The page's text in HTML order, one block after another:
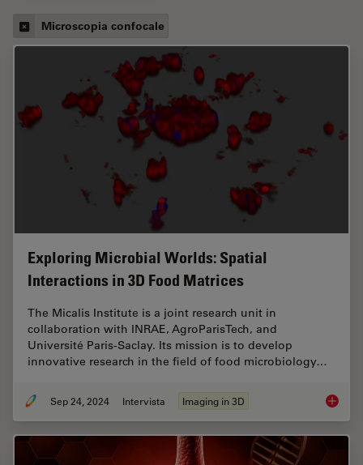
Microscopia confocale
Exploring Microbial Worlds: Spatial
Interactions in 3D Food Matrices
The Micalis Institute is a joint research unit in
collaboration with INRAE, AgroParisTech, and
Université Paris-Saclay. Its mission is to develop
innovative research in the field of food microbiology…
Sep 24, 2024 Intervista Imaging in 3D